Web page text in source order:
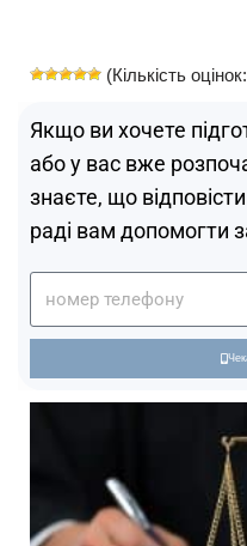
(Кількість оцінок:
Якщо ви хочете
або у вас вже
знаєте, що
раді вам допомогти